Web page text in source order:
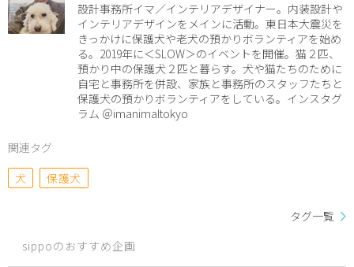
設計事務所イマ／インテリアデザイナー。内装設計や
インテリアデザインをメインに活動。東日本大震災を
きっかけに保護犬や老犬の預かりボランティアを始め
る。2019年に＜SLOW＞のイベントを開催。猫２匹、
預かり中の保護犬２匹と暮らす。犬や猫たちのために
自宅と事務所を併設、家族と事務所のスタッフたちと
保護犬の預かりボランティアをしている。インスタグ
ラム ＠imanimaltokyo
関連タグ
犬
保護犬
タグ一覧
sippoのおすすめ企画